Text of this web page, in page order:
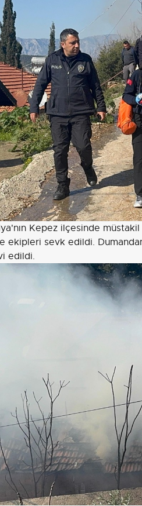
Kepez ilçesinde
ekipleri sevk edildi.
edildi.